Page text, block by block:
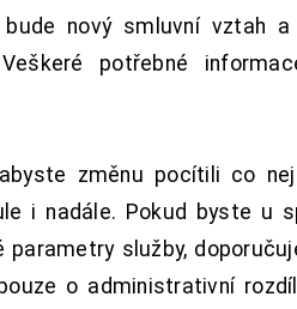
bude nový smluvní vztah
potřebné
změnu pocítili co
i nadále. Pokud byste u
parametry služby,
o administrativní